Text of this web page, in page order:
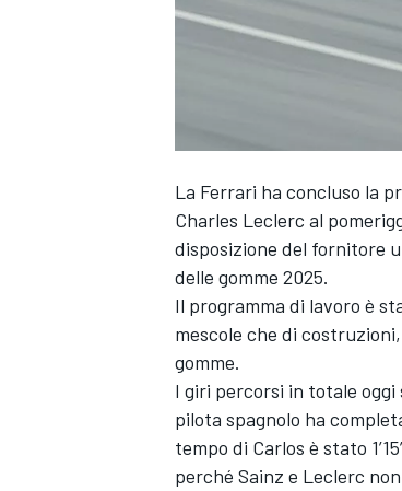
MONOPOSTO
La Ferrari ha concluso la
Charles Leclerc al
disposizione del fornitore
delle gomme 2025.
Il programma di lavoro è
mescole che di
gomme.
I giri percorsi in totale oggi
pilota spagnolo ha
tempo di Carlos è stato
perché Sainz e Leclerc